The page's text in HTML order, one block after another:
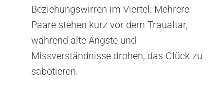
Beziehungswirren im Viertel: Mehrere
Paare stehen kurz vor dem Traualtar,
während alte Ängste und
Missverständnisse drohen, das Glück zu
sabotieren.